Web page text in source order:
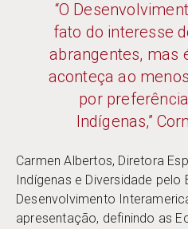
“O
fato do interesse
abrangentes, mas
aconteça ao
por
Indígenas,”
Carmen Albertos, Diretora
Indígenas e Diversidade pelo
Desenvolvimento
apresentação, definindo as